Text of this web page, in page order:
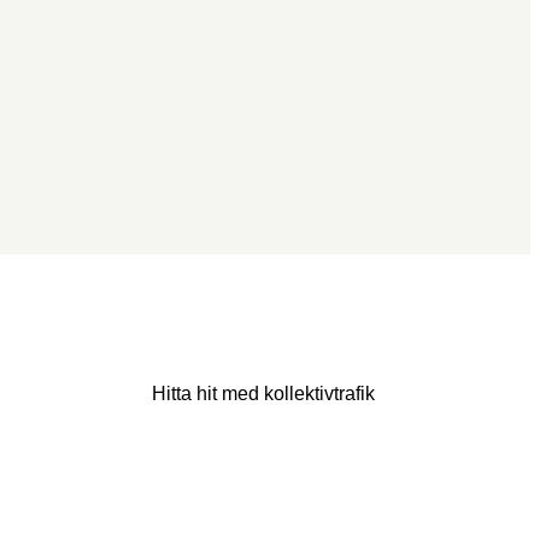
Hitta hit med kollektivtrafik